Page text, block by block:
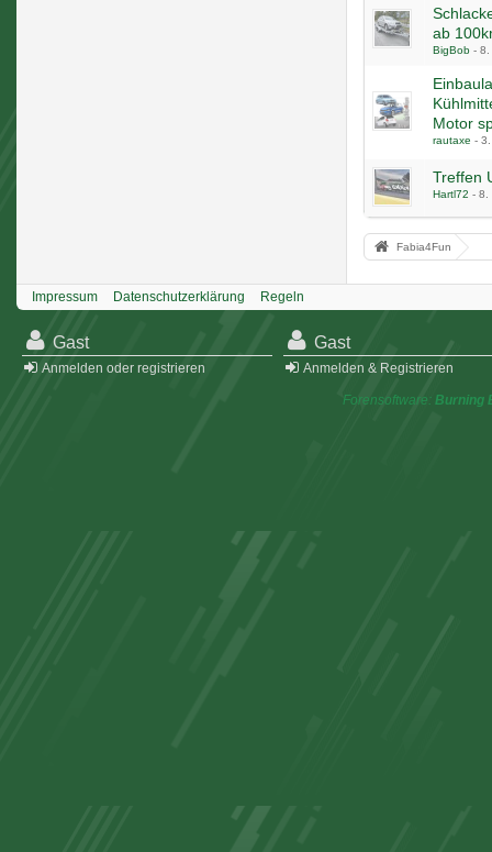
ab
BigBob - 8.
Motor
rautaxe -
Treffen
Hartl72 - 8.
Fabia4Fun
Impressum Datenschutzerklärung Regeln
Gast
Anmelden oder registrieren
Gast
Anmelden & Registrieren
Forensoftware: Burning